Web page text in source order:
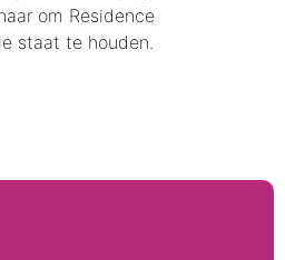
om Residence
staat te houden.